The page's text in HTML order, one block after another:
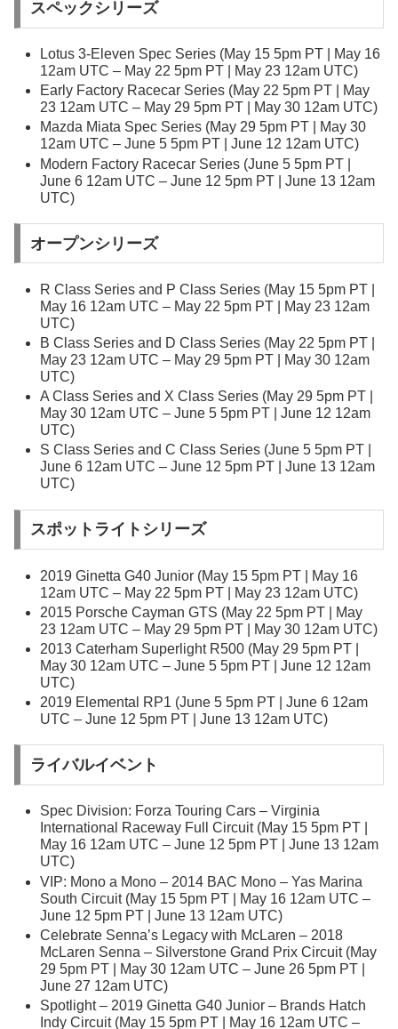
スペックシリーズ
Lotus 3-Eleven Spec Series (May 15 5pm PT | May 16
12am UTC – May 22 5pm PT | May 23 12am UTC)
Early Factory Racecar Series (May 22 5pm PT | May
23 12am UTC – May 29 5pm PT | May 30 12am UTC)
Mazda Miata Spec Series (May 29 5pm PT | May 30
12am UTC – June 5 5pm PT | June 12 12am UTC)
Modern Factory Racecar Series (June 5 5pm PT |
June 6 12am UTC – June 12 5pm PT | June 13 12am
UTC)
オープンシリーズ
R Class Series and P Class Series (May 15 5pm PT |
May 16 12am UTC – May 22 5pm PT | May 23 12am
UTC)
B Class Series and D Class Series (May 22 5pm PT |
May 23 12am UTC – May 29 5pm PT | May 30 12am
UTC)
A Class Series and X Class Series (May 29 5pm PT |
May 30 12am UTC – June 5 5pm PT | June 12 12am
UTC)
S Class Series and C Class Series (June 5 5pm PT |
June 6 12am UTC – June 12 5pm PT | June 13 12am
UTC)
スポットライトシリーズ
2019 Ginetta G40 Junior (May 15 5pm PT | May 16
12am UTC – May 22 5pm PT | May 23 12am UTC)
2015 Porsche Cayman GTS (May 22 5pm PT | May
23 12am UTC – May 29 5pm PT | May 30 12am UTC)
2013 Caterham Superlight R500 (May 29 5pm PT |
May 30 12am UTC – June 5 5pm PT | June 12 12am
UTC)
2019 Elemental RP1 (June 5 5pm PT | June 6 12am
UTC – June 12 5pm PT | June 13 12am UTC)
ライバルイベント
Spec Division: Forza Touring Cars – Virginia
International Raceway Full Circuit (May 15 5pm PT |
May 16 12am UTC – June 12 5pm PT | June 13 12am
UTC)
VIP: Mono a Mono – 2014 BAC Mono – Yas Marina
South Circuit (May 15 5pm PT | May 16 12am UTC –
June 12 5pm PT | June 13 12am UTC)
Celebrate Senna’s Legacy with McLaren – 2018
McLaren Senna – Silverstone Grand Prix Circuit (May
29 5pm PT | May 30 12am UTC – June 26 5pm PT |
June 27 12am UTC)
Spotlight – 2019 Ginetta G40 Junior – Brands Hatch
Indy Circuit (May 15 5pm PT | May 16 12am UTC –